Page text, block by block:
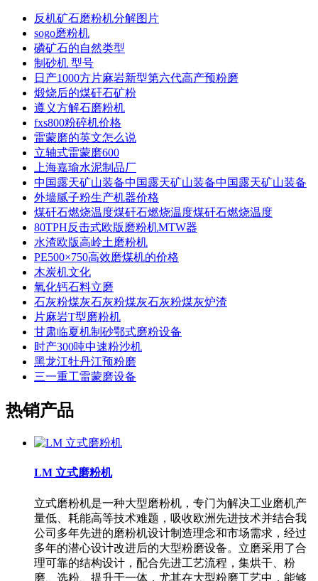
反机矿石磨粉机分解图片
sogo磨粉机
磷矿石的自然类型
制砂机 型号
日产1000方片麻岩新型第六代高产预粉磨
煅烧后的煤矸石矿粉
遵义方解石磨粉机
fxs800粉碎机价格
雷蒙磨的英文怎么说
立轴式雷蒙磨600
上海嘉瑜水泥制品厂
中国露天矿山装备中国露天矿山装备中国露天矿山装备
外墙腻子粉生产机器价格
煤矸石燃烧温度煤矸石燃烧温度煤矸石燃烧温度
80TPH反击式欧版磨粉机MTW器
水渣欧版高岭土磨粉机
PE500×750高效磨煤机的价格
木炭机文化
氧化钙石料立磨
石灰粉煤灰石灰粉煤灰石灰粉煤灰炉渣
片麻岩T型磨粉机
甘肃临夏机制砂鄂式磨粉设备
时产300吨中速粉沙机
黑龙江牡丹江预粉磨
三一重工雷蒙磨设备
热销产品
LM 立式磨粉机
立式磨粉机是一种大型磨粉机，专门为解决工业磨机产
量低、耗能高等技术难题，吸收欧洲先进技术并结合我
公司多年先进的磨粉机设计制造理念和市场需求，经过
多年的潜心设计改进后的大型粉磨设备。立磨采用了合
理可靠的结构设计，配合先进工艺流程，集烘干、粉
磨、选粉、提升于一体，尤其在大型粉磨工艺中，能够